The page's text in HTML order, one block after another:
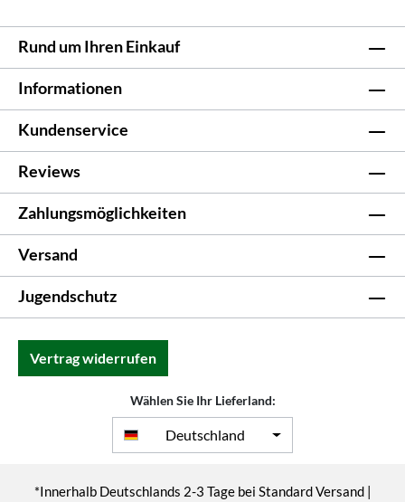
Rund um Ihren Einkauf
Informationen
Kundenservice
Reviews
Zahlungsmöglichkeiten
Versand
Jugendschutz
Vertrag widerrufen
Wählen Sie Ihr Lieferland:
Deutschland
*Innerhalb Deutschlands 2-3 Tage bei Standard Versand |